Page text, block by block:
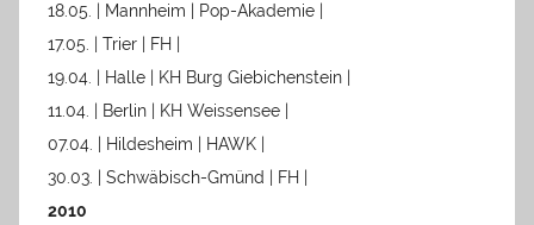
18.05. | Mannheim | Pop-Akademie |
17.05. | Trier | FH |
19.04. | Halle | KH Burg Giebichenstein |
11.04. | Berlin | KH Weissensee |
07.04. | Hildesheim | HAWK |
30.03. | Schwäbisch-Gmünd | FH |
2010